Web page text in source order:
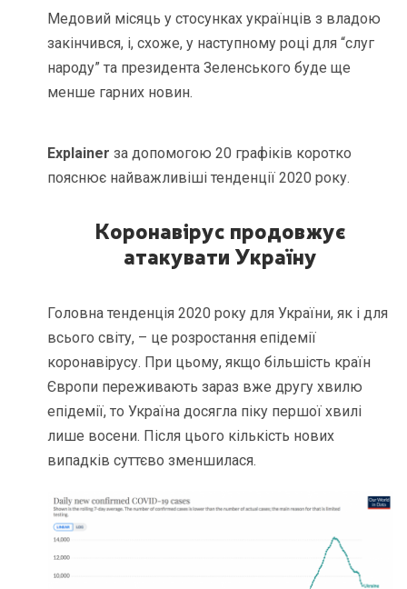
Медовий місяць у стосунках українців з владою
закінчився, і, схоже, у наступному році для “слуг
народу” та президента Зеленського буде ще
менше гарних новин.
Explainerза допомогою 20 графіків коротко
пояснює найважливіші тенденції 2020 року.
Коронавірус продовжує
атакувати Україну
Головна тенденція 2020 року для України, як і для
всього світу, – це розростання епідемії
коронавірусу. При цьому, якщо більшість країн
Європи переживають зараз вже другу хвилю
епідемії, то Україна досягла піку першої хвилі
лише восени. Після цього кількість нових
випадків суттєво зменшилася.